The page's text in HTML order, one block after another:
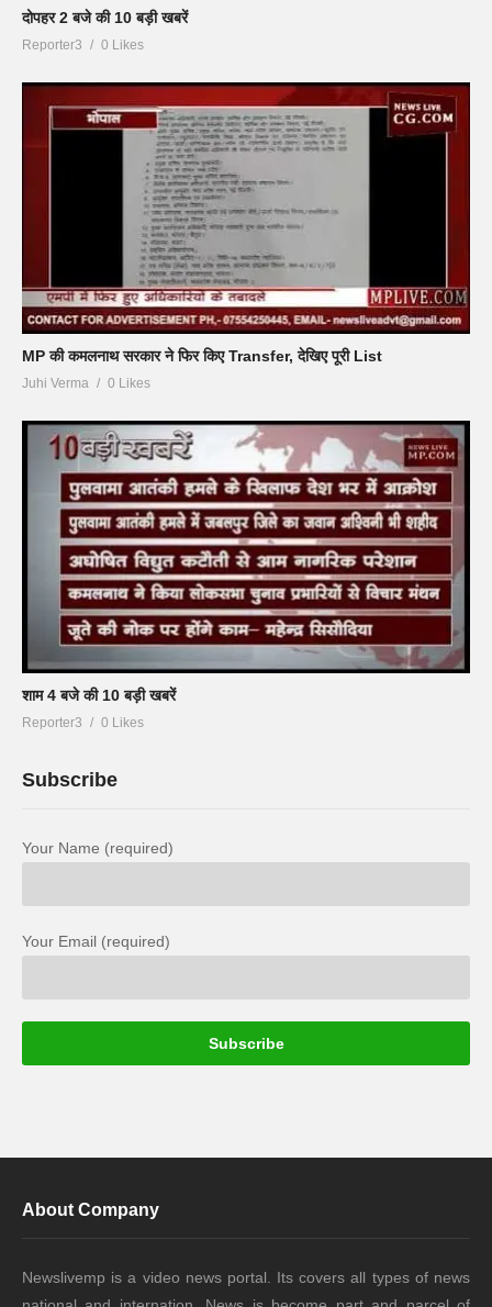
दोपहर 2 बजे की 10 बड़ी खबरें
Reporter3 0 Likes
MP की कमलनाथ सरकार ने फिर किए Transfer, देखिए पूरी List
Juhi Verma 0 Likes
शाम 4 बजे की 10 बड़ी खबरें
Reporter3 0 Likes
Subscribe
Your Name (required)
Your Email (required)
About Company
Newslivemp is a video news portal. Its covers all types of news